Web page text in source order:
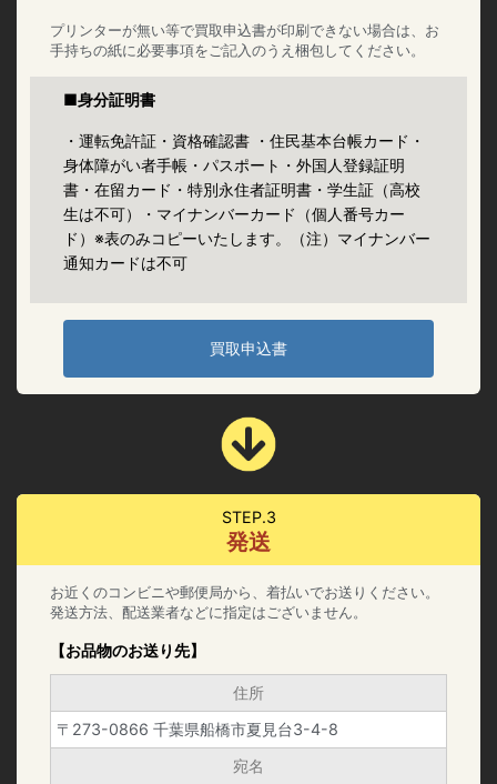
プリンターが無い等で買取申込書が印刷できない場合は、お
手持ちの紙に必要事項をご記入のうえ梱包してください。
■身分証明書
・運転免許証・資格確認書 ・住民基本台帳カード・
身体障がい者手帳・パスポート・外国人登録証明
書・在留カード・特別永住者証明書・学生証（高校
生は不可）・マイナンバーカード（個人番号カー
ド）※表のみコピーいたします。（注）マイナンバー
通知カードは不可
買取申込書
STEP.3
発送
お近くのコンビニや郵便局から、着払いでお送りください。
発送方法、配送業者などに指定はございません。
【お品物のお送り先】
住所
〒273-0866 千葉県船橋市夏見台3-4-8
宛名